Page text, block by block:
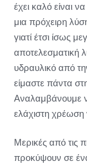
έχει καλό είναι
μια πρόχειρη
γιατί έτσι ίσως
αποτελεσματική
υδραυλικό από
είμαστε πάντα
Αναλαμβάνουμε
ελάχιστη χρέωση
Μερικές από τις
προκύψουν σε ένα